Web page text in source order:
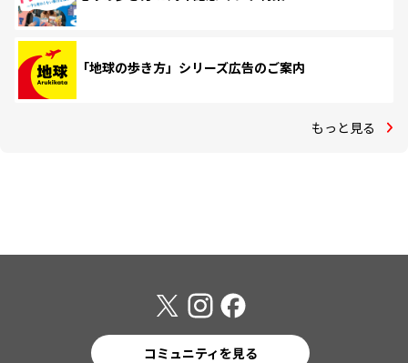
「地球の歩き方」シリーズ広告のご案内
もっと見る
コミュニティを見る